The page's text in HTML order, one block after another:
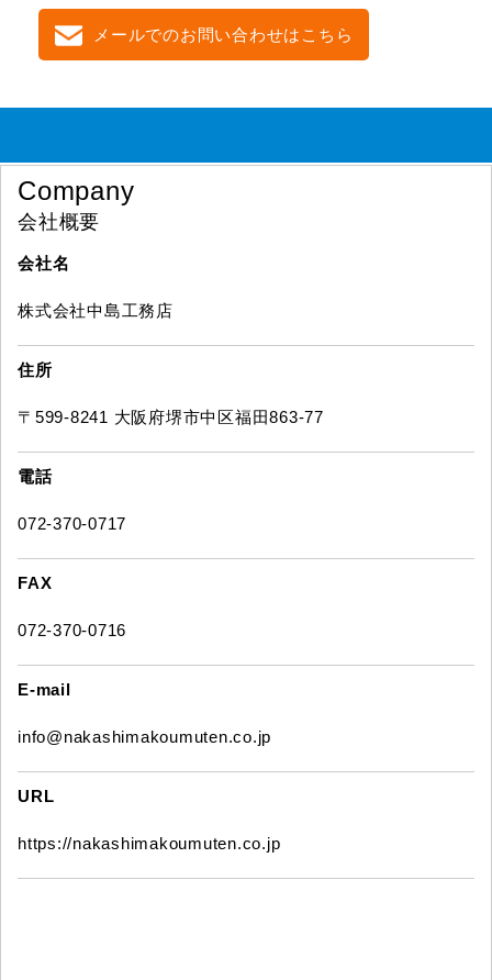
メールでのお問い合わせはこちら
Company
会社概要
会社名
株式会社中島工務店
住所
〒599-8241 大阪府堺市中区福田863-77
電話
072-370-0717
FAX
072-370-0716
E-mail
info@nakashimakoumuten.co.jp
URL
https://nakashimakoumuten.co.jp